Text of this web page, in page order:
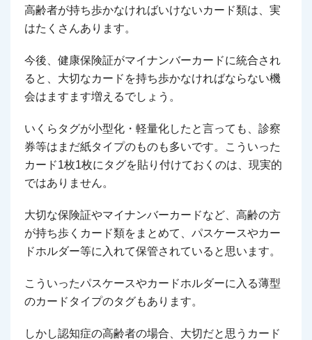
高齢者が持ち歩かなければいけないカード類は、実
はたくさんあります。
今後、健康保険証がマイナンバーカードに統合され
ると、大切なカードを持ち歩かなければならない機
会はますます増えるでしょう。
いくらタグが小型化・軽量化したと言っても、診察
券等はまだ紙タイプのものも多いです。こういった
カード1枚1枚にタグを貼り付けておくのは、現実的
ではありません。
大切な保険証やマイナンバーカードなど、高齢の方
が持ち歩くカード類をまとめて、パスケースやカー
ドホルダー等に入れて保管されていると思います。
こういったパスケースやカードホルダーに入る薄型
のカードタイプのタグもあります。
しかし認知症の高齢者の場合、大切だと思うカード